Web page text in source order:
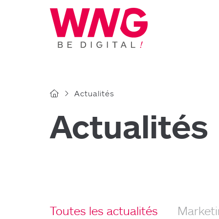
Actualités
Actualités
Toutes les actualités
Cookies management panel